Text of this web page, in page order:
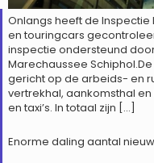
Onlangs heeft de Inspectie
en touringcars
inspectie ondersteund
Marechaussee
gericht op de arbeids- en
vertrekhal, aankomsthal
en taxi’s. In totaal zijn […]
Enorme daling aantal